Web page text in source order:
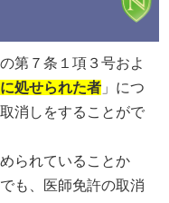
第７条１項３号およ
処せられた者 」につ
消しをすることがで
られていることか
も、医師免許の取消